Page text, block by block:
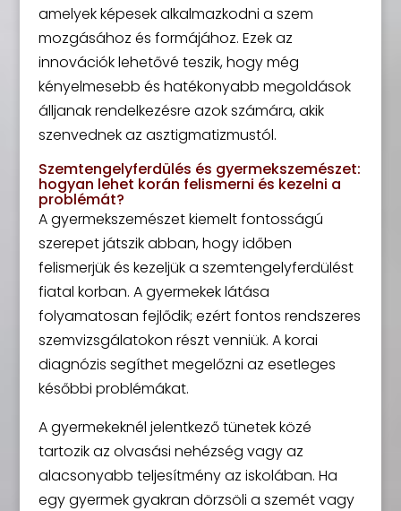
amelyek képesek alkalmazkodni a szem
mozgásához és formájához. Ezek az
innovációk lehetővé teszik, hogy még
kényelmesebb és hatékonyabb megoldások
álljanak rendelkezésre azok számára, akik
szenvednek az asztigmatizmustól.
Szemtengelyferdülés és gyermekszemészet:
hogyan lehet korán felismerni és kezelni a
problémát?
A gyermekszemészet kiemelt fontosságú
szerepet játszik abban, hogy időben
felismerjük és kezeljük a szemtengelyferdülést
fiatal korban. A gyermekek látása
folyamatosan fejlődik; ezért fontos rendszeres
szemvizsgálatokon részt venniük. A korai
diagnózis segíthet megelőzni az esetleges
későbbi problémákat.
A gyermekeknél jelentkező tünetek közé
tartozik az olvasási nehézség vagy az
alacsonyabb teljesítmény az iskolában. Ha
egy gyermek gyakran dörzsöli a szemét vagy